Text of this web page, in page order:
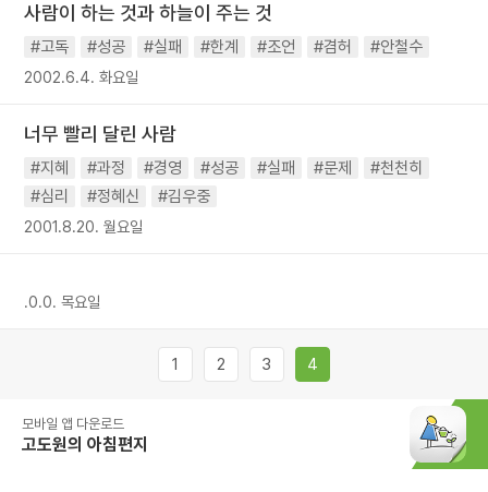
사람이 하는 것과 하늘이 주는 것
#고독 #성공 #실패 #한계 #조언 #겸허 #안철수
2002.6.4. 화요일
너무 빨리 달린 사람
#지혜 #과정 #경영 #성공 #실패 #문제
#천천히
#심리
#정혜신 #김우중
2001.8.20. 월요일
.0.0. 목요일
1 2 3 4
모바일 앱 다운로드
고도원의 아침편지